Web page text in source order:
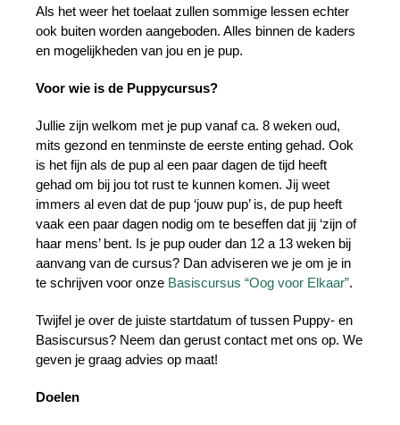
Als het weer het toelaat zullen sommige lessen echter
ook buiten worden aangeboden. Alles binnen de kaders
en mogelijkheden van jou en je pup.
Voor wie is de Puppycursus?
Jullie zijn welkom met je pup vanaf ca. 8 weken oud,
mits gezond en tenminste de eerste enting gehad. Ook
is het fijn als de pup al een paar dagen de tijd heeft
gehad om bij jou tot rust te kunnen komen. Jij weet
immers al even dat de pup ‘jouw pup’ is, de pup heeft
vaak een paar dagen nodig om te beseffen dat jij ‘zijn of
haar mens’ bent. Is je pup ouder dan 12 a 13 weken bij
aanvang van de cursus? Dan adviseren we je om je in
te schrijven voor onze Basiscursus “Oog voor Elkaar”.
Twijfel je over de juiste startdatum of tussen Puppy- en
Basiscursus? Neem dan gerust contact met ons op. We
geven je graag advies op maat!
Doelen